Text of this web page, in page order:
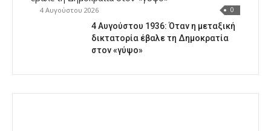
4 Αυγούστου 2026 0
4 Αυγούστου 1936: Όταν η μεταξική
δικτατορία έβαλε τη Δημοκρατία
στον «γύψο»